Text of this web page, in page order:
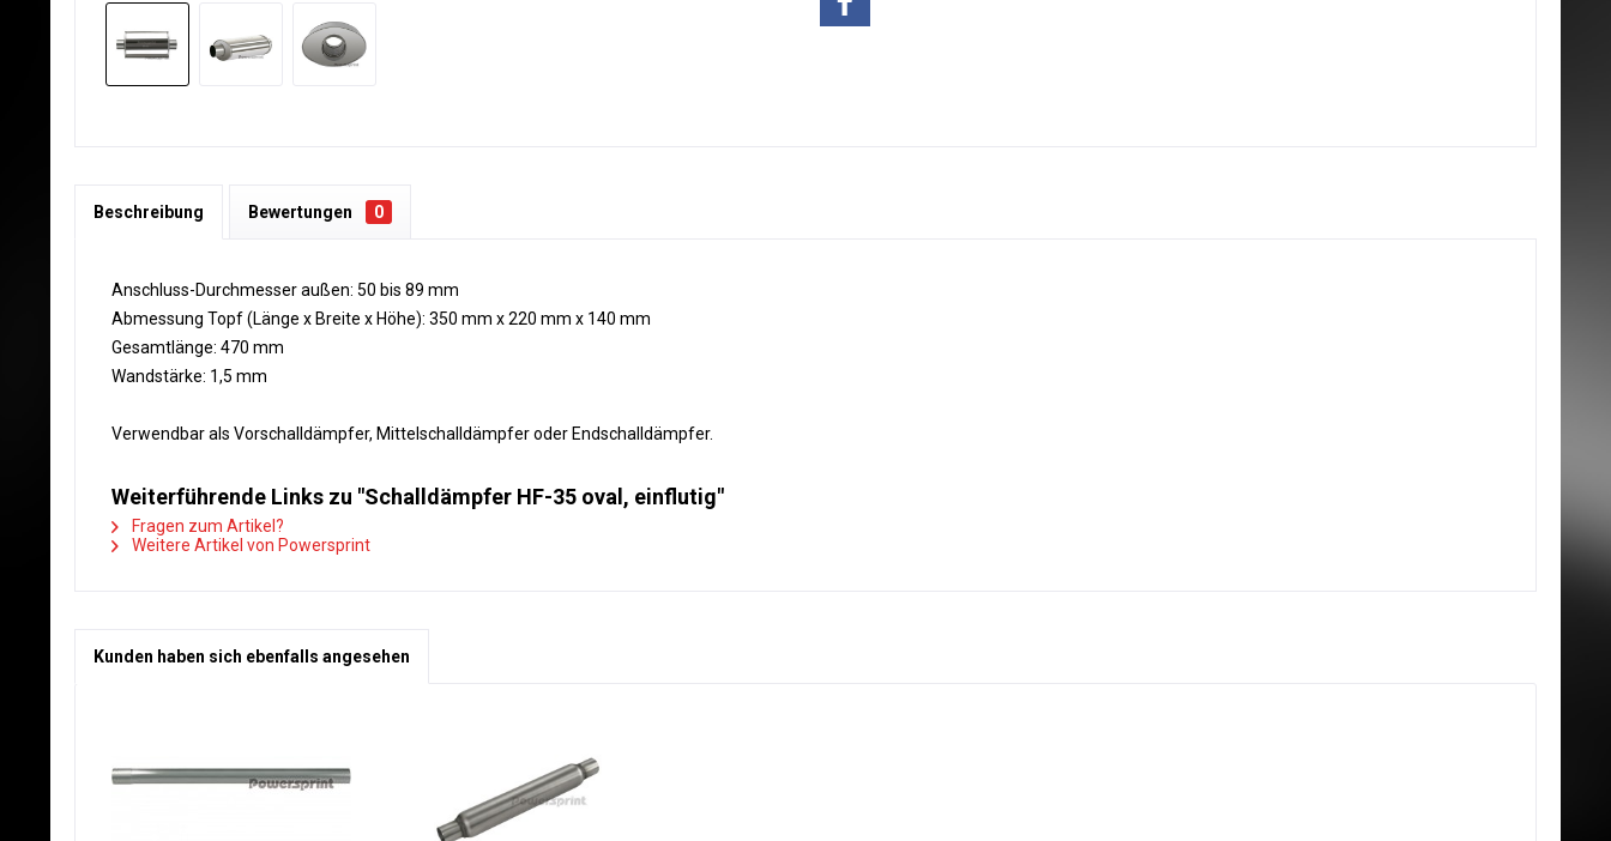
Beschreibung Bewertungen 0
Anschluss-Durchmesser außen: 50 bis 89 mm
Abmessung Topf (Länge x Breite x Höhe): 350 mm x 220 mm x 140 mm
Gesamtlänge: 470 mm
Wandstärke: 1,5 mm
Verwendbar als Vorschalldämpfer, Mittelschalldämpfer oder Endschalldämpfer.
Weiterführende Links zu "Schalldämpfer HF-35 oval, einflutig"
Fragen zum Artikel?
Weitere Artikel von Powersprint
Kunden haben sich ebenfalls angesehen